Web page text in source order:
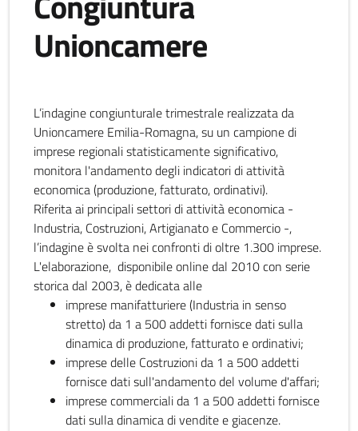
Unioncamere
L’indagine congiunturale trimestrale realizzata da
Unioncamere Emilia-Romagna, su un campione di
imprese regionali statisticamente significativo,
monitora l'andamento degli indicatori di attività
economica (produzione, fatturato, ordinativi).
Riferita ai principali settori di attività economica -
Industria, Costruzioni, Artigianato e Commercio -,
l’indagine è svolta nei confronti di oltre 1.300 imprese.
L'elaborazione, disponibile online dal 2010 con serie
storica dal 2003, è dedicata alle
imprese manifatturiere (Industria in senso
stretto) da 1 a 500 addetti fornisce dati sulla
dinamica di produzione, fatturato e ordinativi;
imprese delle Costruzioni da 1 a 500 addetti
fornisce dati sull'andamento del volume d'affari;
imprese commerciali da 1 a 500 addetti fornisce
dati sulla dinamica di vendite e giacenze.